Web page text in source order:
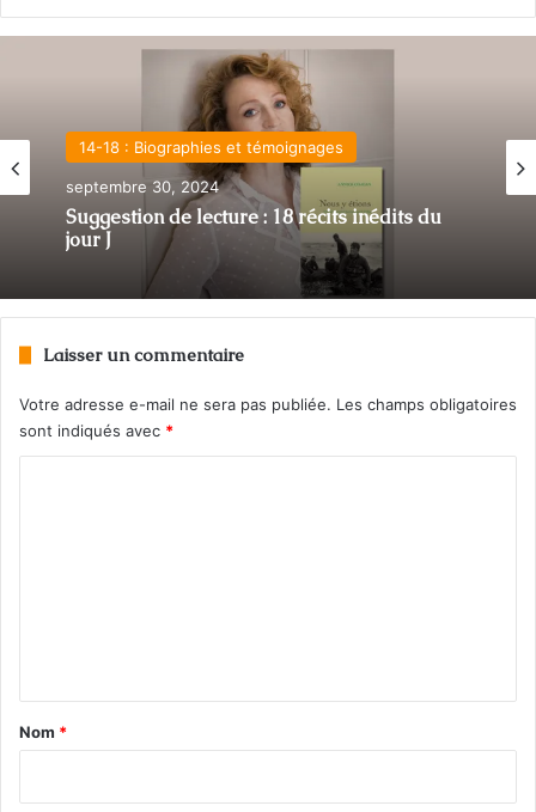
14-18 : Biographies et témoignages
septembre 30, 2024
Suggestion de lecture : 18 récits inédits du
jour J
Laisser un commentaire
Votre adresse e-mail ne sera pas publiée. Les champs obligatoires
sont indiqués avec *
a
Nom *